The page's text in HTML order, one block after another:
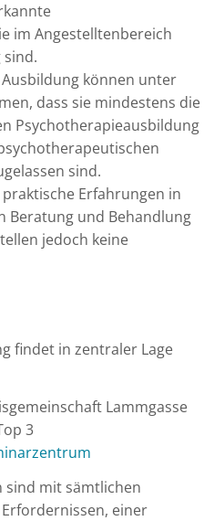
im Angestelltenbereich
sind.
können unter
dass sie mindestens die
Psychotherapieausbildung
sind.
Erfahrungen in
Beratung und Behandlung
jedoch keine
findet in zentraler Lage
Lammgasse
3
sind mit sämtlichen
einer